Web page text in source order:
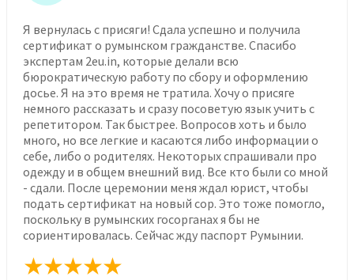
Я вернулась с присяги! Сдала успешно и получила
сертификат о румынском гражданстве. Спасибо
экспертам 2eu.in, которые делали всю
бюрократическую работу по сбору и оформлению
досье. Я на это время не тратила. Хочу о присяге
немного рассказать и сразу посоветую язык учить с
репетитором. Так быстрее. Вопросов хоть и было
много, но все легкие и касаются либо информации о
себе, либо о родителях. Некоторых спрашивали про
одежду и в общем внешний вид. Все кто были со мной
- сдали. После церемонии меня ждал юрист, чтобы
подать сертификат на новый сор. Это тоже помогло,
поскольку в румынских госорганах я бы не
сориентировалась. Сейчас жду паспорт Румынии.